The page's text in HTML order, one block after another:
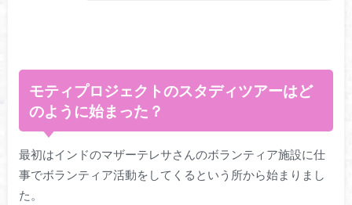
モティプロジェクトのスタディツアーはど
のように始まった？
最初はインドのマザーテレサさんのボランティア施設に仕
事でボランティア活動をしてくるという所から始まりまし
た。